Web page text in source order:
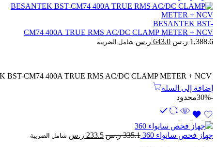
BESANTEK BST-
CM74 400A TRUE RMS AC/DC CLAMP METER + NCV
1,388.6 ر.س السعر
643.0 ر.س السعر
شامل الضريبة
BST-CM74 400A TRUE RMS AC/DC CLAMP METER + NCV
إضافة إلى السلة
-30%
محدود
جهاز فحص سانواء 360 335.1 ر.س السعر
233.5 ر.س السعر
شامل الضريبة